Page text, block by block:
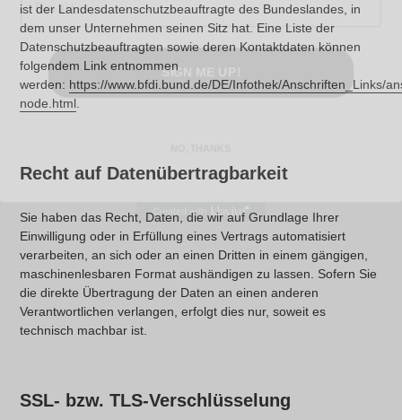
ist der Landesdatenschutzbeauftragte des Bundeslandes, in
dem unser Unternehmen seinen Sitz hat. Eine Liste der
Datenschutzbeauftragten sowie deren Kontaktdaten können
folgendem Link entnommen
werden: https://www.bfdi.bund.de/DE/Infothek/Anschriften_Links/
node.html
Recht auf Datenübertragbarkeit
Sie haben das Recht, Daten, die wir auf Grundlage Ihrer
Einwilligung oder in Erfüllung eines Vertrags automatisiert
verarbeiten, an sich oder an einen Dritten in einem gängigen,
maschinenlesbaren Format aushändigen zu lassen. Sofern Sie
die direkte Übertragung der Daten an einen anderen
Verantwortlichen verlangen, erfolgt dies nur, soweit es
technisch machbar ist.
SSL- bzw. TLS-Verschlüsselung
SIGN ME UP!